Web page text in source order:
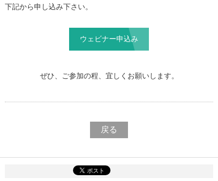
下記から申し込み下さい。
ウェビナー申込み
ぜひ、ご参加の程、宜しくお願いします。
戻る